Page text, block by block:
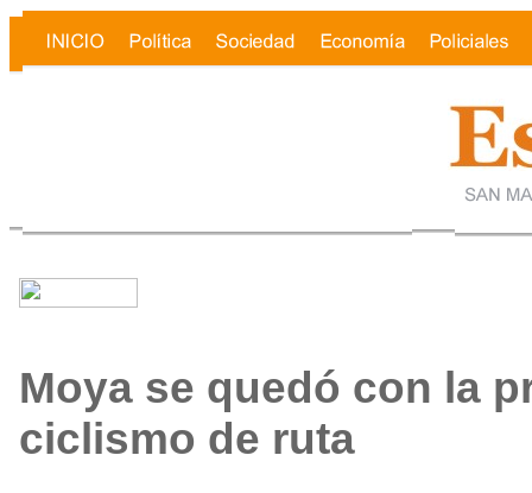
Moya se quedó con la
ciclismo de ruta